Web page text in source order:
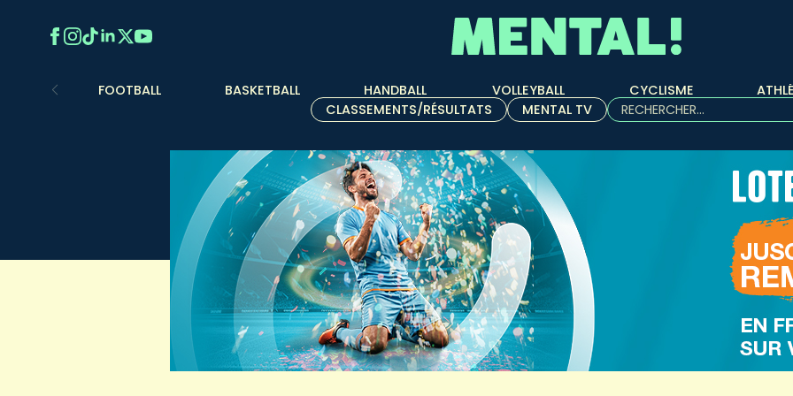
FOOTBALL BASKETBALL HANDBALL VOLLEYBALL CYCLISME
CLASSEMENTS/RÉSULTATS
MENTAL TV
Rechercher :